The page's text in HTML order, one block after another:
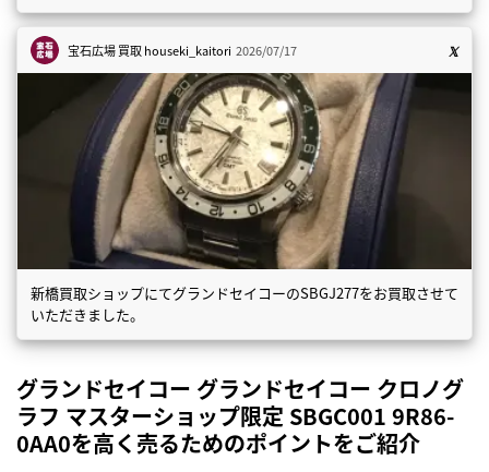
宝石広場 買取houseki_kaitori 2026/07/17
新橋買取ショップにてグランドセイコーのSBGJ277をお買取させて
いただきました。
グランドセイコー グランドセイコー クロノグ
ラフ マスターショップ限定 SBGC001 9R86-
0AA0を高く売るためのポイントをご紹介